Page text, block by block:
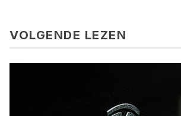
VOLGENDE LEZEN